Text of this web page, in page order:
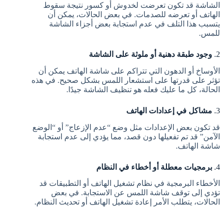
الشاشة قد تكون تعرضت لخدوش أو كسور نتيجة سقوط
الهاتف أو تعرضه للصدمات. في بعض الحالات، يمكن أن
يتسبب هذا التلف في عدم استجابة بعض أجزاء الشاشة
للمس.
2. وجود طبقة دهنية أو ملوثة على الشاشة
الأوساخ أو الدهون التي تتراكم على شاشة الهاتف يمكن أن
تؤثر على قدرتها على استشعار اللمس بشكل صحيح. في هذه
الحالة، كل ما عليك فعله هو تنظيف الشاشة جيدًا.
3. مشاكل في إعدادات الهاتف
قد تكون بعض الإعدادات مثل وضع “عدم الإزعاج” أو “الوضع
الآمن” قد تم تفعيلها دون قصد، مما يؤدي إلى عدم استجابة
شاشة الهاتف.
4. برمجيات معطلة أو أخطاء في النظام
الأخطاء البرمجية في نظام تشغيل الهاتف أو التطبيقات قد
تؤدي إلى توقف شاشة اللمس عن الاستجابة. في بعض
الحالات، يتطلب الأمر إعادة تشغيل الهاتف أو تحديث النظام.